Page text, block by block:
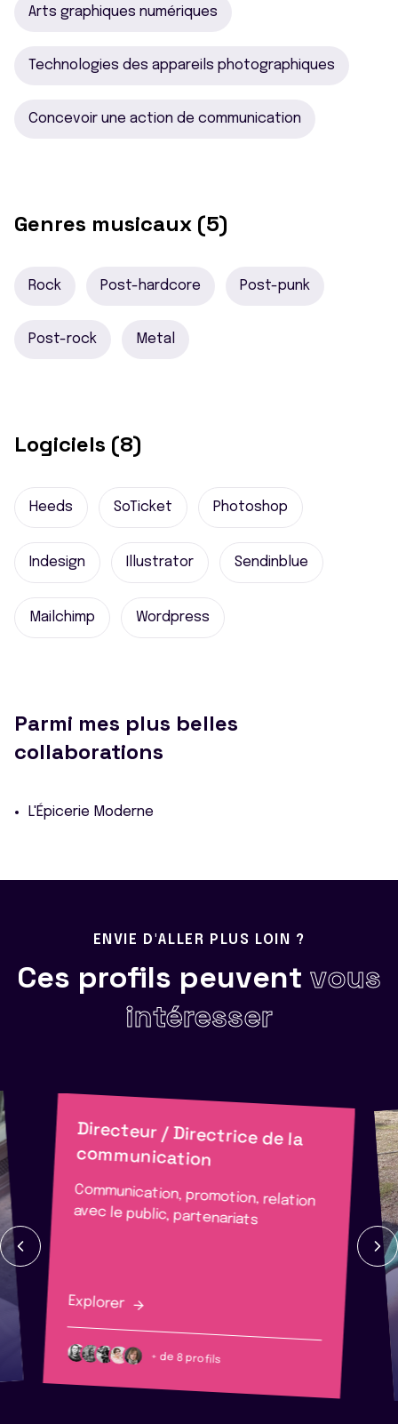
Arts graphiques numériques
Technologies des appareils photographiques
Concevoir une action de communication
Genres musicaux (5)
Rock Post-hardcore Post-punk
Post-rock Metal
Logiciels (8)
Heeds SoTicket Photoshop
Indesign Illustrator Sendinblue
Mailchimp Wordpress
Parmi mes plus belles
collaborations
L'Épicerie Moderne
ENVIE D'ALLER PLUS LOIN ?
Ces profils peuvent vous
intéresser
Directeur / Directrice de la
communication
Communication, promotion, relation
avec le public, partenariats
Explorer
+ de 8 profils